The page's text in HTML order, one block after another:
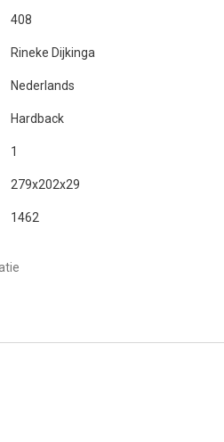
408
Rineke Dijkinga
Nederlands
Hardback
1
279x202x29
1462